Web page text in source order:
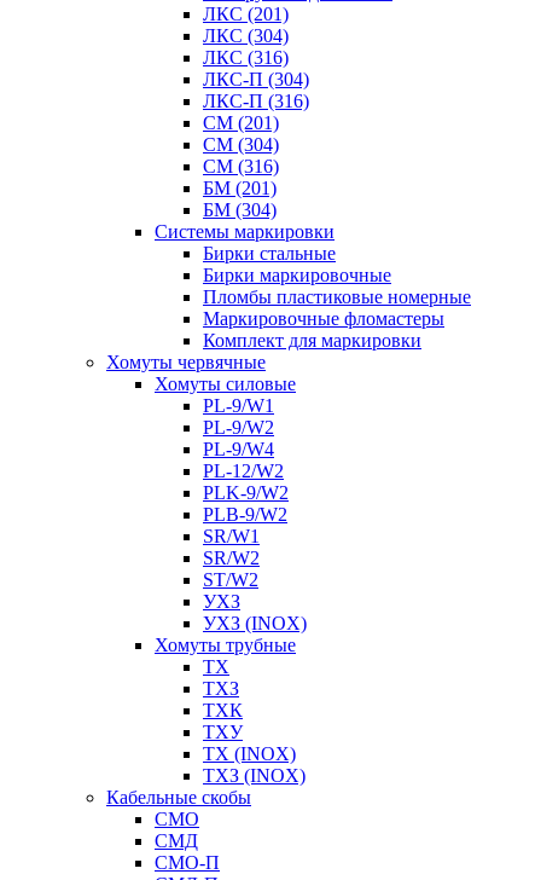
ЛКС (201)
ЛКС (304)
ЛКС (316)
ЛКС-П (304)
ЛКС-П (316)
СМ (201)
СМ (304)
СМ (316)
БМ (201)
БМ (304)
Системы маркировки
Бирки стальные
Бирки маркировочные
Пломбы пластиковые номерные
Маркировочные фломастеры
Комплект для маркировки
Хомуты червячные
Хомуты силовые
PL-9/W1
PL-9/W2
PL-9/W4
PL-12/W2
PLK-9/W2
PLB-9/W2
SR/W1
SR/W2
ST/W2
УХЗ
УХЗ (INOX)
Хомуты трубные
ТХ
ТХЗ
ТХК
ТХУ
ТХ (INOX)
ТХЗ (INOX)
Кабельные скобы
СМО
СМД
СМО-П